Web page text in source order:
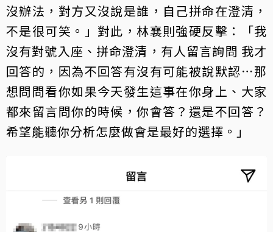
沒辦法，對方又沒說是誰，自己拼命在澄清，
不是很可笑。」對此，林襄則強硬反擊：「我
沒有對號入座、拼命澄清，有人留言詢問 我才
回答的，因為不回答有沒有可能被說默認⋯那
想問問看你如果今天發生這事在你身上、大家
都來留言問你的時候，你會答？還是不回答？
希望能聽你分析怎麼做會是最好的選擇。」